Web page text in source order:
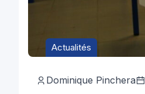
Actualités
Dominique Pinchera